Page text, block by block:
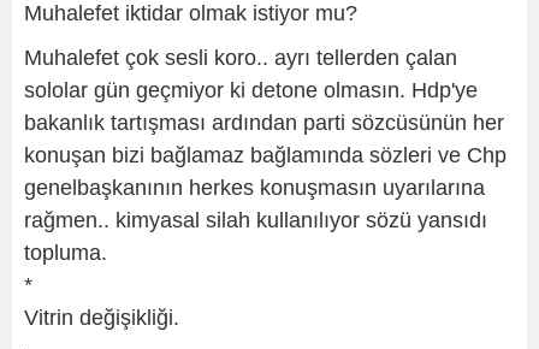
Muhalefet iktidar olmak istiyor mu?
Muhalefet çok sesli koro.. ayrı tellerden çalan
sololar gün geçmiyor ki detone olmasın. Hdp'ye
bakanlık tartışması ardından parti sözcüsünün her
konuşan bizi bağlamaz bağlamında sözleri ve Chp
genelbaşkanının herkes konuşmasın uyarılarına
rağmen.. kimyasal silah kullanılıyor sözü yansıdı
topluma.
*
Vitrin değişikliği.